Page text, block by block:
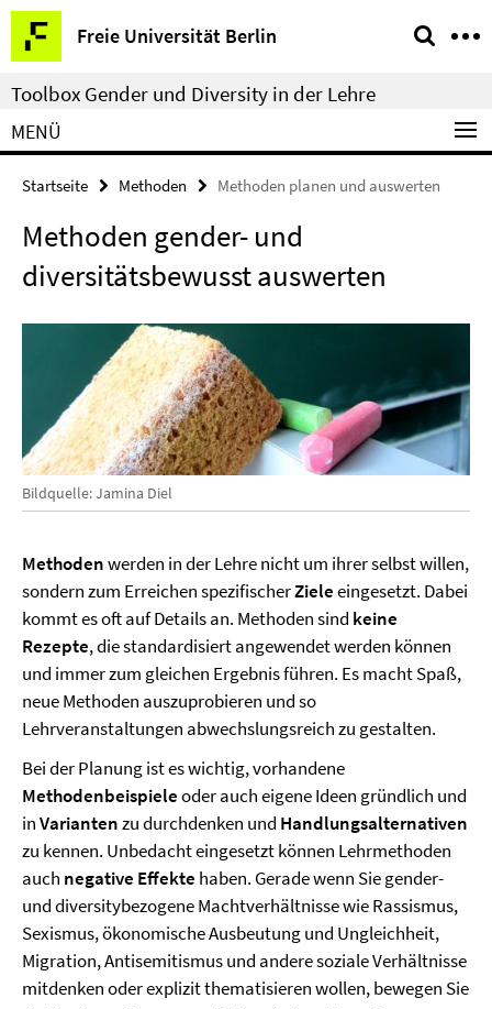
Springe
direkt
zu
Inhalt
Freie Universität Berlin
Service-
Navigation
Toolbox Gender und Diversity in der Lehre
MENÜ
Startseite Methoden Methoden planen und auswerten
Methoden gender- und
diversitätsbewusst auswerten
Bildquelle: Jamina Diel
Methodenwerden in der Lehre nicht um ihrer selbst willen,
sondern zum Erreichen spezifischerZieleeingesetzt. Dabei
kommt es oft auf Details an. Methoden sind keine
Rezepte, die standardisiert angewendet werden können
und immer zum gleichen Ergebnis führen. Es macht Spaß,
neue Methoden auszuprobieren und so
Lehrveranstaltungen abwechslungsreich zu gestalten.
Bei der Planung ist es wichtig, vorhandene
Methodenbeispieleoder auch eigene Ideen gründlich und
inVariantenzu durchdenken und Handlungsalternativen
zu kennen. Unbedacht eingesetzt können Lehrmethoden
auch negative Effekte haben. Gerade wenn Sie gender-
und diversitybezogene Machtverhältnisse wie Rassismus,
Sexismus, ökonomische Ausbeutung und Ungleichheit,
Migration, Antisemitismus und andere soziale Verhältnisse
mitdenken oder explizit thematisieren wollen, bewegen Sie